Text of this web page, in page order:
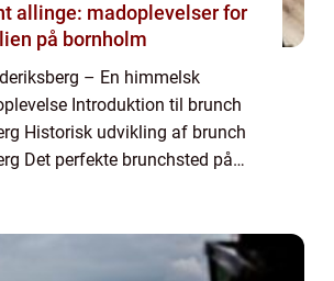
allinge: madoplevelser for
på bornholm
– En himmelsk
Introduktion til brunch
Historisk udvikling af brunch
Det perfekte brunchsted på